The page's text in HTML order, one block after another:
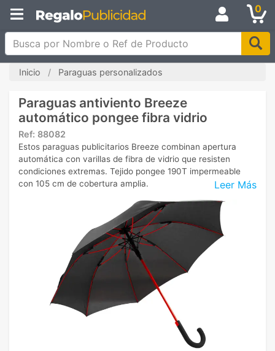
0
Busca por Nombre o Ref de Producto
Inicio Paraguas personalizados
Paraguas antiviento Breeze
automático pongee fibra vidrio
Ref: 88082
Leer Más
Estos paraguas publicitarios Breeze combinan apertura
automática con varillas de fibra de vidrio que resisten
condiciones extremas. Tejido pongee 190T impermeable
con 105 cm de cobertura amplia.